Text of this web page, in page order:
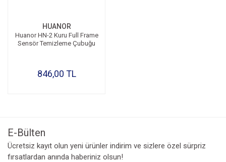
HUANOR
Huanor HN-2 Kuru Full Frame
Sensör Temizleme Çubuğu
846,00 TL
E-Bülten
Ücretsiz kayıt olun yeni ürünler indirim ve sizlere özel sürpriz
fırsatlardan anında haberiniz olsun!